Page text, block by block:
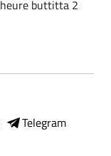
Telegram